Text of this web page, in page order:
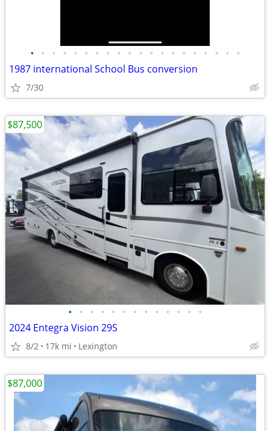
• • • • • • • • • • • • • • • • • • • •
1987 international School Bus conversion
7/30
• • • • • • • • • • • • •
2024 Entegra Vision 29S
8/2 17k mi Lexington
$87,500
$87,000